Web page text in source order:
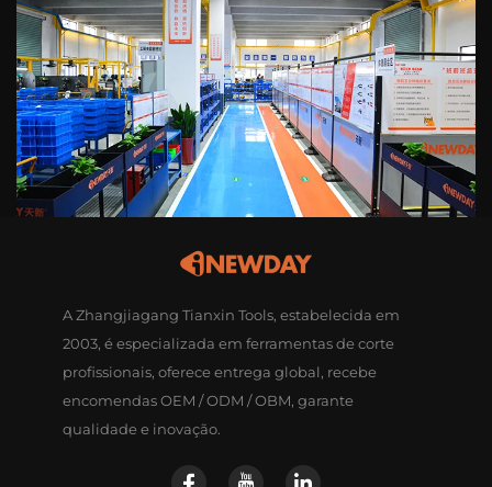
A Zhangjiagang Tianxin Tools, estabelecida em
2003, é especializada em ferramentas de corte
profissionais, oferece entrega global, recebe
encomendas OEM / ODM / OBM, garante
qualidade e inovação.